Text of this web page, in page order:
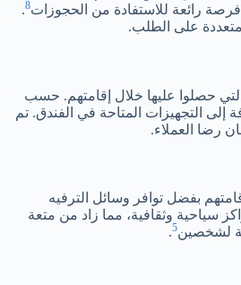
8
.
على الطلب.
حصلوا عليها خلال إقامتهم. حسب
إلى التجهيزات المتاحة في الفندق. تم
رضا العملاء.
بفضل توافر وسائل الترفيه
سياحية وثقافية، مما زاد من متعة
5
.